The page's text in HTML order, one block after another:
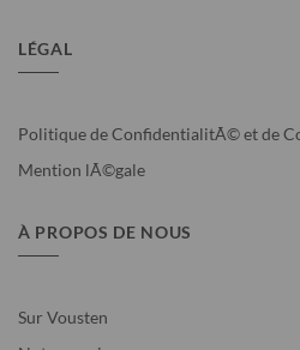
LÉGAL
Politique de ConfidentialitÃ© et de
Mention lÃ©gale
À PROPOS DE NOUS
Sur Vousten